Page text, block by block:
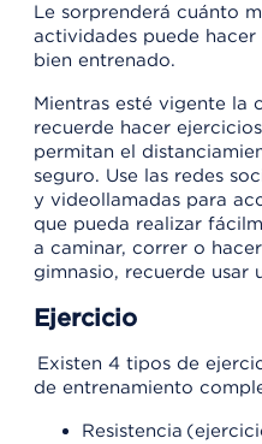
Le sorprenderá cuánto
actividades puede
bien entrenado.
Mientras esté vigente la
recuerde hacer
permitan el
seguro. Use las redes
y videollamadas para
que pueda realizar
a caminar, correr o
gimnasio, recuerde usar
Ejercicio
Existen 4 tipos de
de entrenamiento
Resistencia